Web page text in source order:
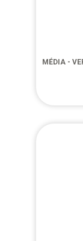
MÉDIA -